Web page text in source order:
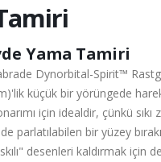
Yama Tamiri
Dynorbital-Spirit™
küçük bir yörüngede
için idealdir, çünkü
parlatılabilen bir yüzey
desenleri kaldırmak için